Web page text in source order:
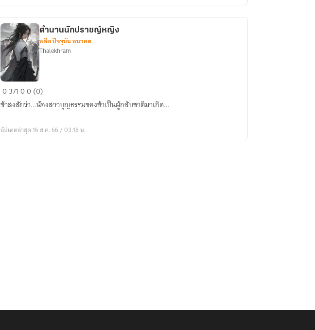
ตำนาน
นัก
ปราชญ์
ตำนานนักปราชญ์หญิง
อดีต ปัจจุบัน อนาคต
Thalekhram
037100 (0)
ข้าสงสัยว่า...น้องสาวบุญธรรมของข้าเป็นผู้กลับชาติมาเกิด...
อัปเดตล่าสุด 16 ส.ค. 66 / 03:18 น.